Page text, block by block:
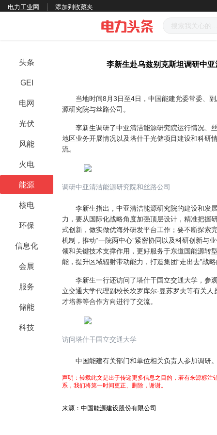
电力工业网 添加到收藏夹
头条
GEI
电网
光伏
风能
火电
能源
核电
环保
信息化
会展
服务
储能
科技
李新生赴乌兹别克斯坦调研中
当地时间8月3日至4日，中国能建党委常委、
源研究院与丝路公司。
李新生调研了中亚清洁能源研究院运行情况、
地区业务开展情况以及塔什干光储项目建设和科研
流。
调研中亚清洁能源研究院和丝路公司
李新生指出，中亚清洁能源研究院的建设和发
力，要从国际化战略角度加强顶层设计，精准把握
式创新，做实做优海外研发平台工作；要不断探索
机制，推动“一院两中心”紧密协同 以及科研创新与
领和关键技术支撑作用，更好服务于东道国能源转
能，提升区域辐射带动能力，打造集团“走出去”战
李新生一行还访问了塔什干国立交通大学，参
立交通大学代理副校长坎罗库尔·曼苏罗夫等有关
才培养等合作方向进行了交流。
访问塔什干国立交通大学
中国能建有关部门和单位相关负责人参加调研
声明：转载此文是出于传递更多信息之目的，若有来源标
系，我们将第一时间更正、删除，谢谢。
来源：中国能源建设股份有限公司